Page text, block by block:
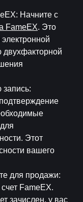
FameEX. Это
двухфакторной
запись:
Этот
вашего
для продажи:
FameEX.
зачислен, у вас